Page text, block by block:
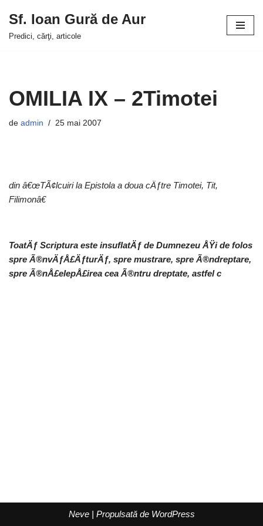
Sari
Sf. Ioan Gură de Aur
Predici, cărţi, articole
OMILIA IX – 2Timotei
de admin 25 mai 2007
din â€œTÃ¢lcuiri la Epistola a doua cÄƒtre Timotei, Tit,
Filimonâ€
ToatÄƒ Scriptura este insuflatÄƒ de Dumnezeu ÅŸi de folos
spre Ã®nvÄƒÅ£ÄƒturÄƒ, spre mustrare, spre Ã®ndreptare,
spre Ã®nÅ£elepÅ£irea cea Ã®ntru dreptate, astfel c
Neve| Propulsată de WordPress